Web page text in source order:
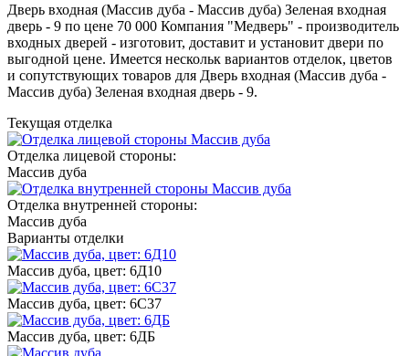
Дверь входная (Массив дуба - Массив дуба) Зеленая входная
дверь - 9 по цене 70 000 Компания "Медверь" - производитель
входных дверей - изготовит, доставит и установит двери по
выгодной цене. Имеется нескольк вариантов отделок, цветов
и сопутствующих товаров для Дверь входная (Массив дуба -
Массив дуба) Зеленая входная дверь - 9.
Текущая отделка
Отделка лицевой стороны:
Массив дуба
Отделка внутренней стороны:
Массив дуба
Варианты отделки
Массив дуба, цвет: 6Д10
Массив дуба, цвет: 6С37
Массив дуба, цвет: 6ДБ